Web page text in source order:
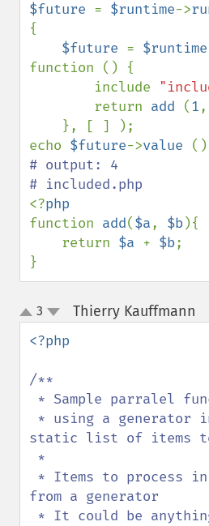
$future = $runtime->
{
$future = $runtime
function () {
        include
        return
add (1,
echo $future->value
# output: 4
<?
function add($a, $b){
    return
$a + $b;
}
up
down
3 Thierry Kauffmann
<?php
/**
static list of items to
from a generator